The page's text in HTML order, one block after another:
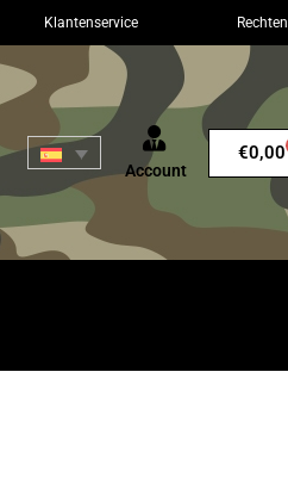
Klantenservice Rechten
Account
€0,00